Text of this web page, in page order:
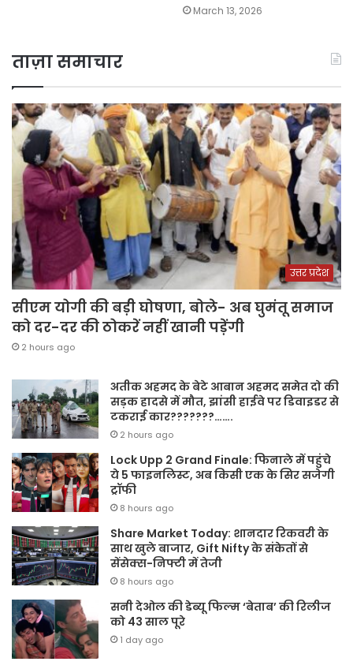
March 13, 2026
ताज़ा समाचार
उत्तर प्रदेश
सीएम योगी की बड़ी घोषणा, बोले- अब घुमंतू समाज
को दर-दर की ठोकरें नहीं खानी पड़ेंगी
2 hours ago
अतीक अहमद के बेटे आबान अहमद समेत दो की
सड़क हादसे में मौत, झांसी हाईवे पर डिवाइडर से
टकराई कार???????…….
2 hours ago
Lock Upp 2 Grand Finale: फिनाले में पहुंचे
ये 5 फाइनलिस्ट, अब किसी एक के सिर सजेगी
ट्रॉफी
8 hours ago
Share Market Today: शानदार रिकवरी के
साथ खुले बाजार, Gift Nifty के संकेतों से
सेंसेक्स-निफ्टी में तेजी
8 hours ago
सनी देओल की डेब्यू फिल्म ‘बेताब’ की रिलीज
को 43 साल पूरे
1 day ago